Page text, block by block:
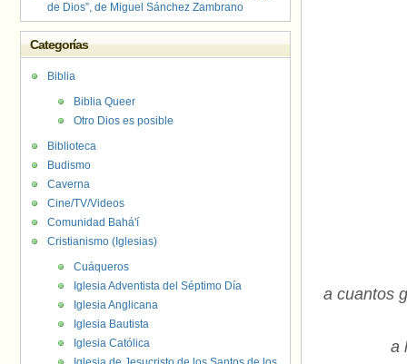
a cuantos
a
de Dios”, de Miguel Sánchez Zambrano
Categorías
Biblia
Biblia Queer
Otro Dios es posible
Biblioteca
Budismo
Caverna
Cine/TV/Videos
Comunidad Bahá'í
Cristianismo (Iglesias)
Cuáqueros
Iglesia Adventista del Séptimo Día
Iglesia Anglicana
Iglesia Bautista
Iglesia Católica